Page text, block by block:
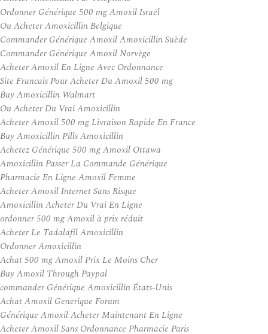
Ordonner Générique 500 mg Amoxil Israël
Ou Acheter Amoxicillin Belgique
Commander Générique Amoxil Amoxicillin Suède
Commander Générique Amoxil Norvège
Acheter Amoxil En Ligne Avec Ordonnance
Site Francais Pour Acheter Du Amoxil 500 mg
Buy Amoxicillin Walmart
Ou Acheter Du Vrai Amoxicillin
Acheter Amoxil 500 mg Livraison Rapide En France
Buy Amoxicillin Pills Amoxicillin
Achetez Générique 500 mg Amoxil Ottawa
Amoxicillin Passer La Commande Générique
Pharmacie En Ligne Amoxil Femme
Acheter Amoxil Internet Sans Risque
Amoxicillin Acheter Du Vrai En Ligne
ordonner 500 mg Amoxil à prix réduit
Acheter Le Tadalafil Amoxicillin
Ordonner Amoxicillin
Achat 500 mg Amoxil Prix Le Moins Cher
Buy Amoxil Through Paypal
commander Générique Amoxicillin États-Unis
Achat Amoxil Generique Forum
Générique Amoxil Acheter Maintenant En Ligne
Acheter Amoxil Sans Ordonnance Pharmacie Paris